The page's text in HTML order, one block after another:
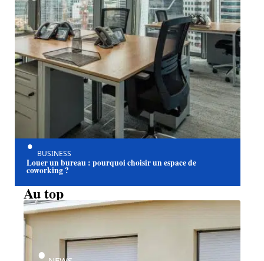
BUSINESS
Louer un bureau : pourquoi choisir un espace de
coworking ?
Au top